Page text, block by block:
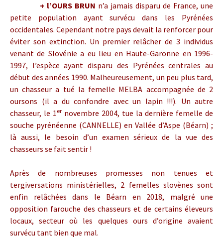
+ l’OURS BRUN n’a jamais disparu de France, une
petite population ayant survécu dans les Pyrénées
occidentales. Cependant notre pays devait la renforcer pour
éviter son extinction. Un premier relâcher de 3 individus
venant de Slovénie a eu lieu en Haute-Garonne en 1996-
1997, l’espèce ayant disparu des Pyrénées centrales au
début des années 1990. Malheureusement, un peu plus tard,
un chasseur a tué la femelle MELBA accompagnée de 2
oursons (il a du confondre avec un lapin !!!). Un autre
chasseur, le 1er novembre 2004, tue la dernière femelle de
souche pyrénéenne (CANNELLE) en Vallée d’Aspe (Béarn) ;
là aussi, le besoin d’un examen sérieux de la vue des
chasseurs se fait sentir !
Après de nombreuses promesses non tenues et
tergiversations ministérielles, 2 femelles slovènes sont
enfin relâchées dans le Béarn en 2018, malgré une
opposition farouche des chasseurs et de certains éleveurs
locaux, secteur où les quelques ours d’origine avaient
survécu tant bien que mal.